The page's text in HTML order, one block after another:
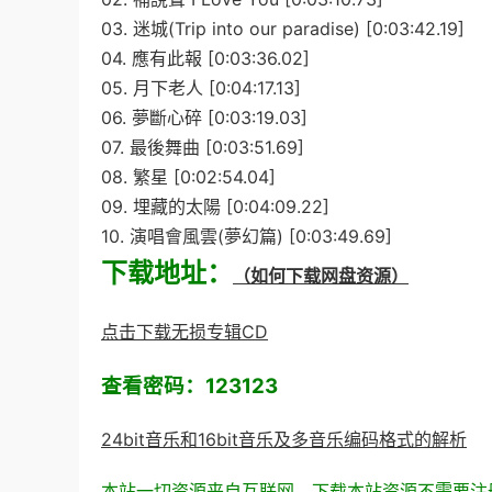
03. 迷城(Trip into our paradise) [0:03:42.19]
04. 應有此報 [0:03:36.02]
05. 月下老人 [0:04:17.13]
06. 夢斷心碎 [0:03:19.03]
07. 最後舞曲 [0:03:51.69]
08. 繁星 [0:02:54.04]
09. 埋藏的太陽 [0:04:09.22]
10. 演唱會風雲(夢幻篇) [0:03:49.69]
下载地址： （如何下载网盘资源）
点击下载无损专辑CD
查看密码：123123
24bit音乐和16bit音乐及多音乐编码格式的解析